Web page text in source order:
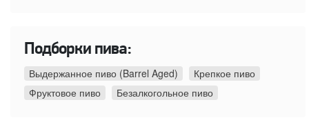
Подборки пива:
Выдержанное пиво (Barrel Aged)
Крепкое пиво
Фруктовое пиво
Безалкогольное пиво